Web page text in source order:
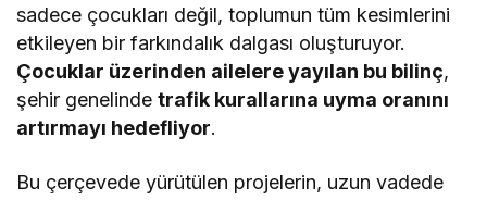
sadece çocukları değil, toplumun tüm kesimlerini
etkileyen bir farkındalık dalgası oluşturuyor.
Çocuklar üzerinden ailelere yayılan bu bilinç,
şehir genelindetrafik kurallarına uyma oranını
artırmayı hedefliyor.
Bu çerçevede yürütülen projelerin, uzun vadede